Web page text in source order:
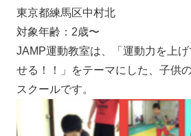
東京都練馬区中村北
対象年齢：2歳〜
JAMP運動教室は、「運動力を上
せる！！」をテーマにした、子供
スクールです。